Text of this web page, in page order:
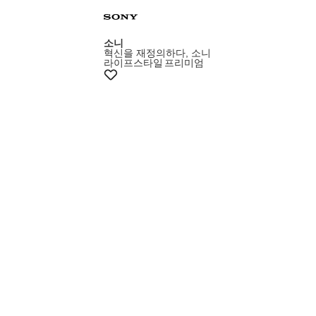
+7% 쿠폰
소니
혁신을 재정의하다, 소니
라이프스타일 프리미엄